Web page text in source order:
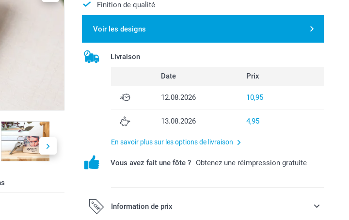
Finition de qualité
Voir les designs
Livraison
Date Prix
12.08.2026 10,95
13.08.2026 4,95
En savoir plus sur les options de livraison
Vous avez fait une fôte ? Obtenez une réimpression gratuite
Information de prix